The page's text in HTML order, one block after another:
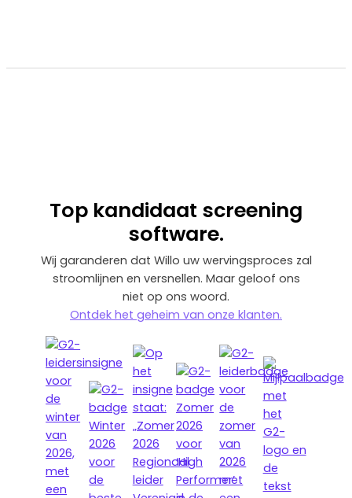
Top kandidaat screening
software.
Wij garanderen dat Willo uw wervingsproces zal
stroomlijnen en versnellen. Maar geloof ons
niet op ons woord.
‍Ontdek het geheim van onze klanten.